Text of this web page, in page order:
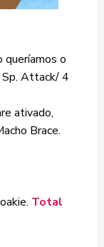
queríamos o
Attack/ 4
ativado,
Brace.
Total